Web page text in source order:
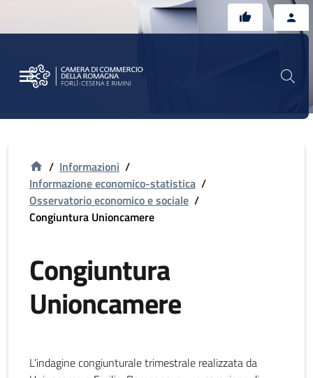
/ Informazioni /
Informazione economico-statistica /
Osservatorio economico e sociale /
Congiuntura Unioncamere
Congiuntura
Unioncamere
L’indagine congiunturale trimestrale realizzata da